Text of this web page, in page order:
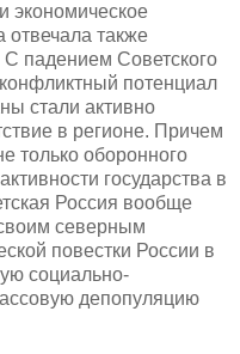
экономическое
отвечала также
падением Советского
потенциал
стали активно
в регионе. Причем
только оборонного
государства в
Россия вообще
северным
повестки России в
социально-
депопуляцию